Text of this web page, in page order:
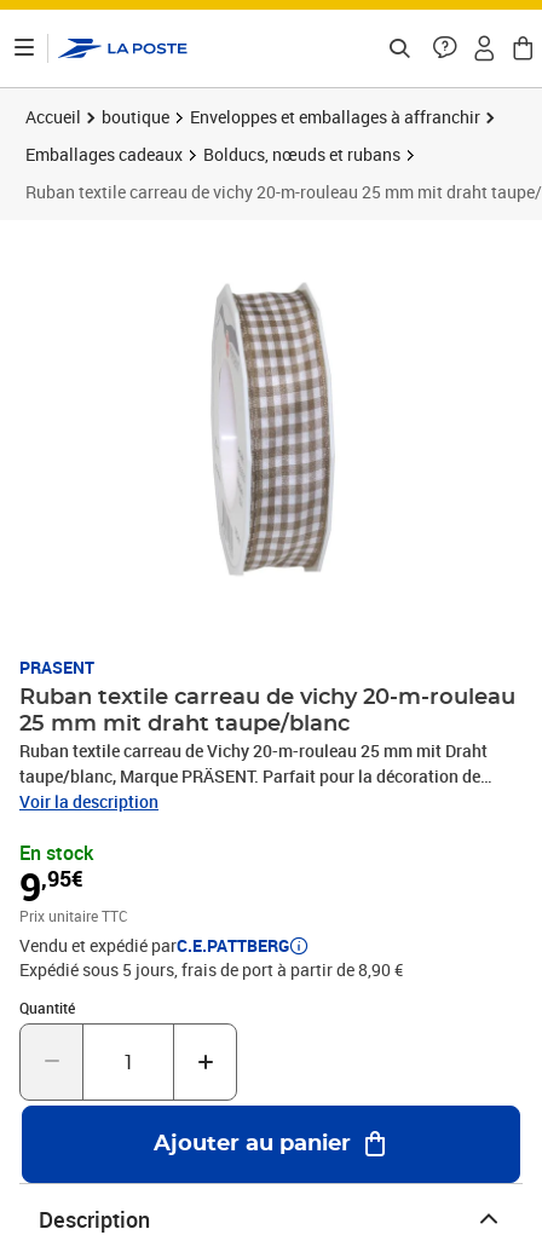
Accueil boutique
Enveloppes et emballages à affranchir
Emballages cadeaux
Bolducs, nœuds et rubans
Ruban textile carreau de vichy 20-m-rouleau 25 mm mit draht
PRASENT
Ruban textile carreau de vichy 20-m-rouleau
25 mm mit draht taupe/blanc
Ruban textile carreau de Vichy 20-m-rouleau 25 mm mit Draht
taupe/blanc, Marque PRÄSENT. Parfait pour la décoration de
paquets, cadeaux, loisirs décoratifs et tous vos projets DIY. Nos
matériaux recyclés. Pour toutes les occasions : que ce soit pour un
anniversaire, un baptême, une communion, Noël, le Nouvel An ou
même pour Pâques – ce fabuleux accessoire rend rapidement les
emballages cadeaux beaux et attrayants.
Voir la description
En stock
9,95€
Prix unitaire TTC
Vendu et expédié parC.E.PATTBERG
Expédié sous 5 jours, frais de port à partir de 8,90 €
Quantité
Quantité : 1
Ajouter au panier
Description